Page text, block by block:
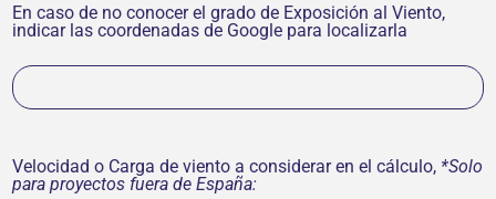
En caso de no conocer el grado de Exposición al Viento,
indicar las coordenadas de Google para localizarla
Velocidad o Carga de viento a considerar en el cálculo, *Solo
para proyectos fuera de España: